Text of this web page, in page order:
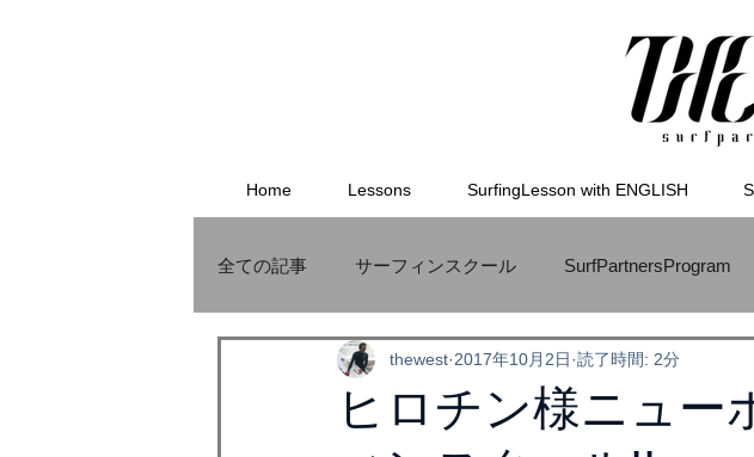
Home Lessons SurfingLesson with ENGLISH
全ての記事 サーフィンスクール SurfPartnersProgram
サーフボード MauriceCole WETSUITS
ヒロチン様ニュー
thewest 2017年10月2日 読了時間: 2分